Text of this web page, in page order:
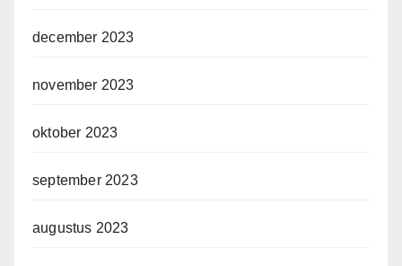
december 2023
november 2023
oktober 2023
september 2023
augustus 2023